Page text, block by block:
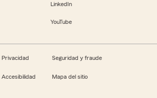
LinkedIn
YouTube
Privacidad Seguridad y fraude
Accesibilidad Mapa del sitio